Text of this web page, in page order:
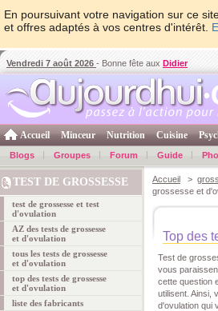
En poursuivant votre navigation sur ce
et offres adaptés à vos centres d'intérêt.
Vendredi 7 août 2026 - Bonne fête aux Didier
Accueil Minceur Nutrition Cuisine
Blogs Groupes Forum Guide
TEST DE GROSSESSE
test de grossesse et test
d'ovulation
AZ des tests de grossesse
et d'ovulation
tous les tests de grossesse
et d'ovulation
top des tests de grossesse
et d'ovulation
liste des fabricants
Accueil >
grossesse et
Top des
Test de
vous
cette question
utilisent. Ainsi,
d'ovulation qui